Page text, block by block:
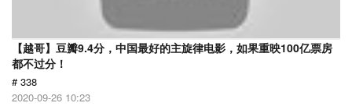
【越哥】豆瓣9.4分，中国最好的主旋律电影，如果重映100亿票房
都不过分！
# 338
2020-09-26 10:23